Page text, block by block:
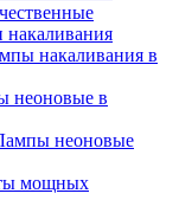
накаливания в
неоновые в
неоновые
мощных